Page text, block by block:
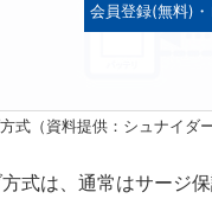
会員登録(無料)
式（資料提供：シュナイダ
式は、通常はサージ